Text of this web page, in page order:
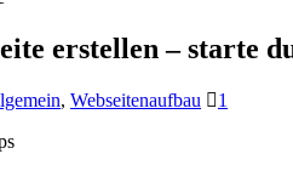
erstellen – starte
, Webseitenaufbau 1